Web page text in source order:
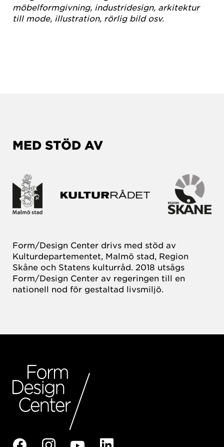
möbelformgivning, industridesign, arkitektur
till mode, illustration, rörlig bild osv.
MED STÖD AV
Form/Design Center drivs med stöd av
Kulturdepartementet, Malmö stad, Region
Skåne och Statens kulturråd. 2018 utsågs
Form/Design Center av regeringen till en
nationell nod för gestaltad livsmiljö.